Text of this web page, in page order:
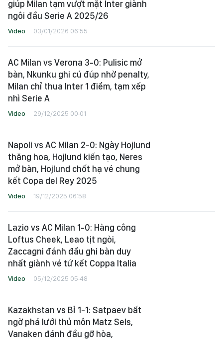
giúp Milan tạm vượt mặt Inter giành
ngôi đầu Serie A 2025/26
Video 03/01/2026 06:55
AC Milan vs Verona 3-0: Pulisic mở
bàn, Nkunku ghi cú đúp nhờ penalty,
Milan chỉ thua Inter 1 điểm, tạm xếp
nhì Serie A
Video 29/12/2025 00:01
Napoli vs AC Milan 2-0: Ngày Hojlund
thăng hoa, Hojlund kiến tạo, Neres
mở bàn, Hojlund chốt hạ vé chung
kết Copa del Rey 2025
Video 19/12/2025 06:58
Lazio vs AC Milan 1-0: Hàng công
Loftus Cheek, Leao tịt ngòi,
Zaccagni đánh đầu ghi bàn duy
nhất giành vé tứ kết Coppa Italia
Video 05/12/2025 05:48
Kazakhstan vs Bỉ 1-1: Satpaev bất
ngờ phá lưới thủ môn Matz Sels,
Vanaken đánh đầu gỡ hòa,